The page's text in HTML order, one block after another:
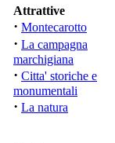
Attrattive
· Montecarotto
· La campagna
marchigiana
· Citta' storiche e
monumentali
· La natura